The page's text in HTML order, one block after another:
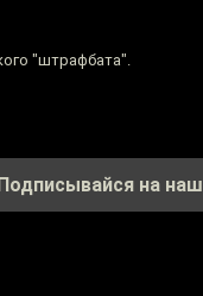
"штрафбата".
на наш